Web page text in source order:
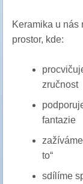
Keramika u nás
prostor, kde:
zručnost
fantazie
to“
sdílíme